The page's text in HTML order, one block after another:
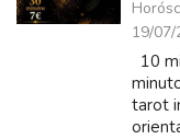
19/
10
tarot